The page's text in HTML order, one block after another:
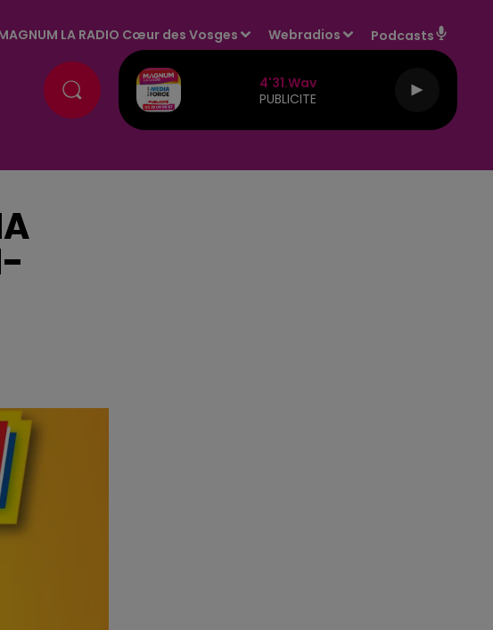
LA RADIO Cœur des Vosges Webradios Podcasts
4'31.wav
PUBLICITE